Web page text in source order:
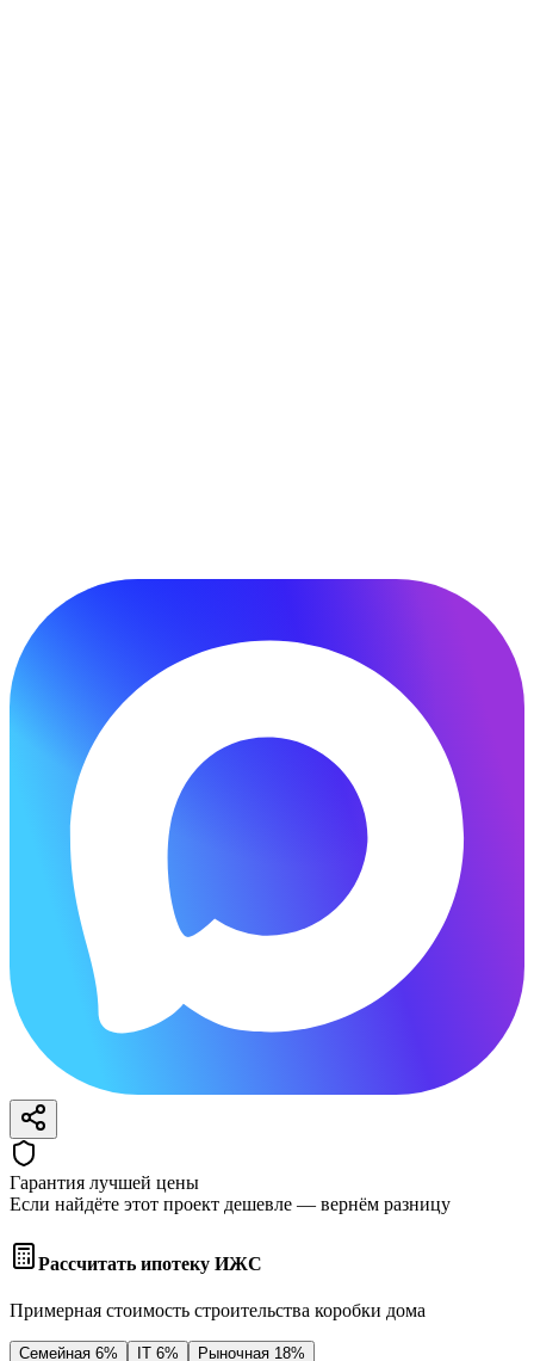
Гарантия лучшей цены
Если найдёте этот проект дешевле — вернём разницу
Рассчитать ипотеку ИЖС
Примерная стоимость строительства коробки дома
Семейная 6% IT 6% Рыночная 18%